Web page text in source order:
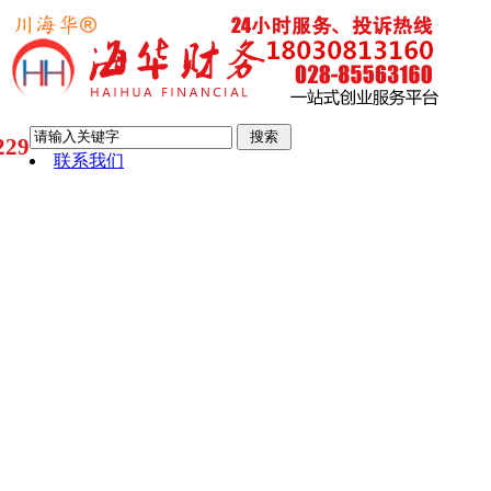
联系我们